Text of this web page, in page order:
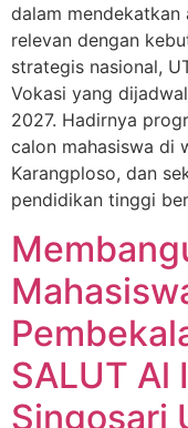
dalam
relevan dengan
strategis nasional,
Vokasi yang
2027. Hadirnya
calon mahasiswa di
Karangploso, dan
pendidikan tinggi
SALUT Al
Singosari